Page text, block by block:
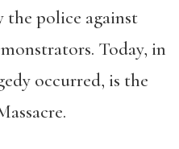
the police against
Today, in
occurred, is the